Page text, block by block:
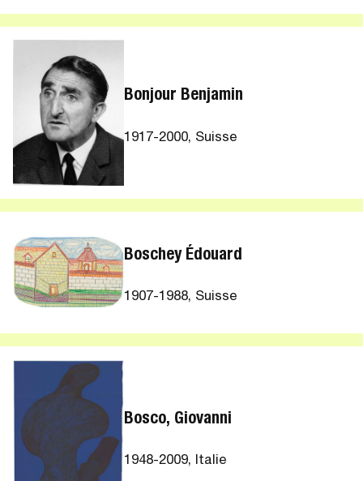
Bonjour Benjamin
1917-2000, Suisse
Boschey Édouard
1907-1988, Suisse
Bosco, Giovanni
1948-2009, Italie